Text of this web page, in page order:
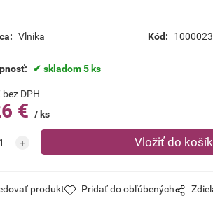
Vlnika Kód:
skladom 5 ks
bez DPH
€ ks
produkt Pridať do obľúbených